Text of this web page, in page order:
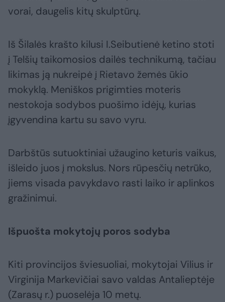
vorai, daugelis kitų skulptūrų.
Iš Šilalės krašto kilusi I.Seibutienė ketino stoti
į Telšių taikomosios dailės technikumą, tačiau
likimas ją nukreipė į Rietavo žemės ūkio
mokyklą. Meniškos prigimties moteris
nestokoja sodybos puošimo idėjų, kurias
įgyvendina kartu su savo vyru.
Darbštūs sutuoktiniai užaugino keturis vaikus,
išleido juos į mokslus. Nors rūpesčių netrūko,
jiems visada pavykdavo rasti laiko ir aplinkos
gražinimui.
Išpuošta mokytojų poros sodyba
Kiti provincijos šviesuoliai, mokytojai Vilius ir
Virginija Markevičiai savo valdas Antalieptėje
(Zarasų r.) puoselėja 10 metų.